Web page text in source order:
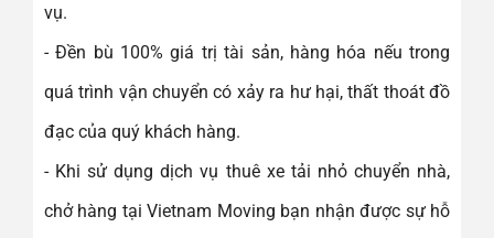
vụ.
- Đền bù 100% giá trị tài sản, hàng hóa nếu trong
quá trình vận chuyển có xảy ra hư hại, thất thoát đồ
đạc của quý khách hàng.
- Khi sử dụng dịch vụ thuê xe tải nhỏ chuyển nhà,
chở hàng tại Vietnam Moving bạn nhận được sự hỗ